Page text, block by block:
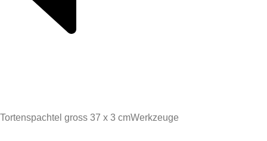
Tortenspachtel gross 37 x 3 cmWerkzeuge